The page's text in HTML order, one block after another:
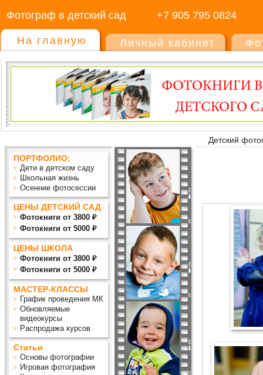
Фотограф в детский сад +7 905 795 0824
На главную Личный кабинет
Детский
ПОРТФОЛИО:
Дети в детском саду
Школьная жизнь
Осенние фотосессии
ЦЕНЫ ДЕТСКИЙ САД
Фотокниги от 3800 ₽
Фотокниги от 5000 ₽
ЦЕНЫ ШКОЛА
Фотокниги от 3800 ₽
Фотокниги от 5000 ₽
МАСТЕР-КЛАССЫ
График проведения МК
Обновляемые
видеокурсы
Распродажа курсов
Статьи
Основы фотографии
Игровая фотография